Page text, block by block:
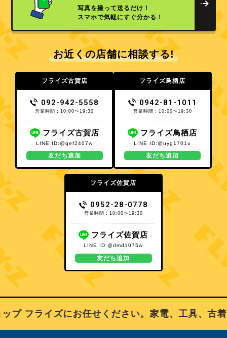
写真を撮って送るだけ！
スマホで気軽にすぐ分かる！
お近くの店舗に相談する!
フライズ古賀店
092-942-5558
営業時間：10:00〜19:30
フライズ古賀店
LINE ID:@qef2407w
友だち追加
フライズ鳥栖店
0942-81-1011
営業時間：10:00〜19:30
フライズ鳥栖店
LINE ID:@uyg1701u
友だち追加
フライズ佐賀店
0952-28-0778
営業時間：10:00〜19:30
フライズ佐賀店
LINE ID:@dmd1075w
友だち追加
フライズにお任せください。家電、工具、古着